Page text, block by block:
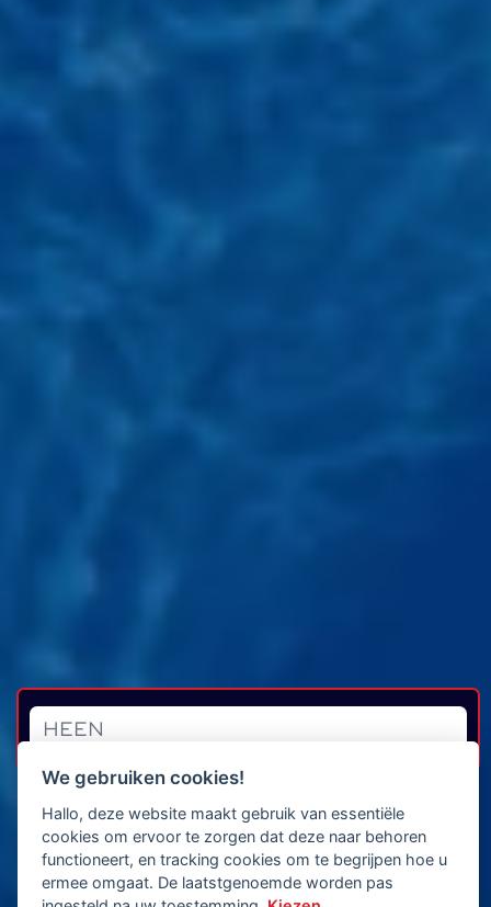
We gebruiken cookies!
Hallo, deze website maakt gebruik van essentiële
cookies om ervoor te zorgen dat deze naar behoren
functioneert, en tracking cookies om te begrijpen hoe u
ermee omgaat. De laatstgenoemde worden pas